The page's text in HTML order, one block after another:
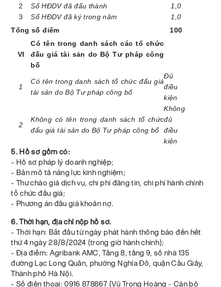
2 Số HĐDV đã đấu thành
1,0
3
Số HĐDV đã ký trong năm
1,0
Tổng số điểm
100
VI
Có tên trong danh sách các tổ chức
đấu giá tài sản do Bộ Tư pháp công
bố
1
Có tên trong danh sách tổ chức đấu giá
tài sản do Bộ Tư pháp công bố
Đủ
điều
kiện
2
Không có tên trong danh sách tổ chức
đấu giá tài sản do Bộ Tư pháp công bố
Không
đủ
điều
kiện
5. Hồ sơ gồm có:
- Hồ sơ pháp lý doanh nghiệp;
- Bản mô tả năng lực kinh nghiệm;
- Thư chào giá dịch vụ, chi phí đăng tin, chi phí hành chính
tổ chức đấu giá;
- Phương án đấu giá khoản nợ.
6. Thời hạn, địa chỉ nộp hồ sơ.
- Thời hạn: Bắt đầu từ ngày phát hành thông báo đến hết
thứ 4 ngày 28/8/2024 (trong giờ hành chính);
- Địa điểm: Agribank AMC, Tầng 8, tầng 9, số nhà 135
đường Lạc Long Quân, phường Nghĩa Đô, quận Cầu Giấy,
Thành phố Hà Nội.
- Số điện thoại: 0916 878867 (Vũ Trọng Hoàng - Cán bộ